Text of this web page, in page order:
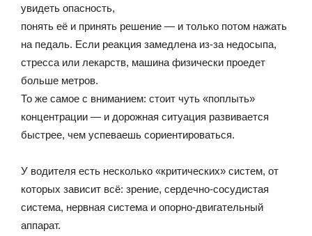
увидеть опасность,
понять её и принять решение — и только потом нажать
на педаль. Если реакция замедлена из-за недосыпа,
стресса или лекарств, машина физически проедет
больше метров.
То же самое с вниманием: стоит чуть «поплыть»
концентрации — и дорожная ситуация развивается
быстрее, чем успеваешь сориентироваться.
У водителя есть несколько «критических» систем, от
которых зависит всё: зрение, сердечно-сосудистая
система, нервная система и опорно-двигательный
аппарат.